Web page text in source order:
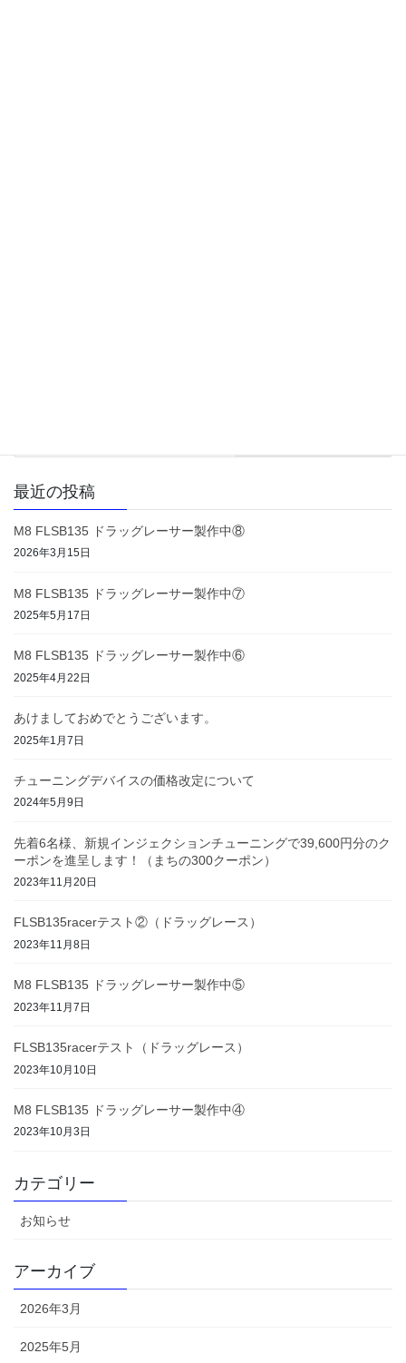
最近の投稿
M8 FLSB135 ドラッグレーサー製作中⑧
2026年3月15日
M8 FLSB135 ドラッグレーサー製作中⑦
2025年5月17日
M8 FLSB135 ドラッグレーサー製作中⑥
2025年4月22日
あけましておめでとうございます。
2025年1月7日
チューニングデバイスの価格改定について
2024年5月9日
先着6名様、新規インジェクションチューニングで39,600円分のク
ーポンを進呈します！（まちの300クーポン）
2023年11月20日
FLSB135racerテスト②（ドラッグレース）
2023年11月8日
M8 FLSB135 ドラッグレーサー製作中⑤
2023年11月7日
FLSB135racerテスト（ドラッグレース）
2023年10月10日
M8 FLSB135 ドラッグレーサー製作中④
2023年10月3日
カテゴリー
お知らせ
アーカイブ
2026年3月
2025年5月